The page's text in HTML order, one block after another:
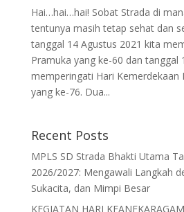
Hai…hai…hai! Sobat Strada di
tentunya masih tetap sehat dan
tanggal 14 Agustus 2021 kita
Pramuka yang ke-60 dan tanggal
memperingati Hari Kemerdekaan
yang ke-76. Dua...
Recent Posts
MPLS SD Strada Bhakti Utama
2026/2027: Mengawali Langkah
Sukacita, dan Mimpi Besar
KEGIATAN HARI